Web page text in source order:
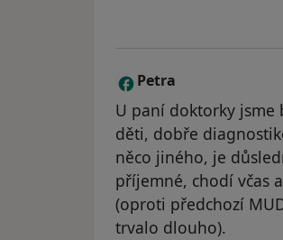
P Petra
U paní doktorky jsme
děti, dobře
něco jiného, je
příjemné, chodí včas
(oproti předchozí
trvalo dlouho).